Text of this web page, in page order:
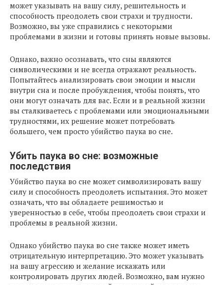
может указывать на вашу силу, решительность и
способность преодолеть свои страхи и трудности.
Возможно, вы уже справились с некоторыми
проблемами в жизни и готовы принять новые вызовы.
Однако, важно осознавать, что сны являются
символическими и не всегда отражают реальность.
Попытайтесь анализировать свои эмоции и мысли
внутри сна и после пробуждения, чтобы понять, что
они могут означать для вас. Если и в реальной жизни
вы сталкиваетесь с проблемами или эмоциональными
трудностями, их решение может потребовать
большего, чем просто убийство паука во сне.
Убить паука во сне: возможные
последствия
Убийство паука во сне может символизировать вашу
силу и способность преодолеть испытания. Это может
означать, что вы обладаете решимостью и
уверенностью в себе, чтобы преодолеть свои страхи и
проблемы в реальной жизни.
Однако убийство паука во сне также может иметь
отрицательную интерпретацию. Это может указывать
на вашу агрессию и желание искажать или
контролировать других людей. Возможно, вам нужно